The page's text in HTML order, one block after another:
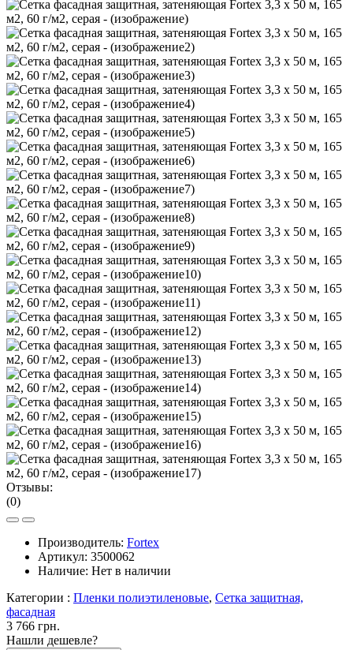
Отзывы:
(0)
Производитель: Fortex
Артикул: 3500062
Наличие: Нет в наличии
Категории : Пленки полиэтиленовые, Сетка защитная,
фасадная
3 766 грн.
Нашли дешевле?